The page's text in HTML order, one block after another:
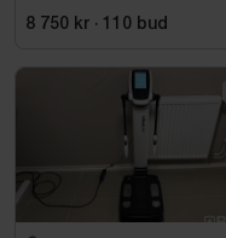
8 750 kr · 110 bud